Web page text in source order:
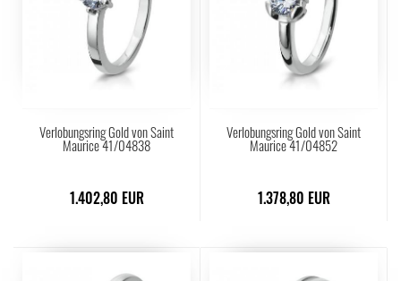
Verlobungsring Gold von Saint
Maurice 41/04838
1.402,80 EUR
Verlobungsring Gold von Saint
Maurice 41/04852
1.378,80 EUR